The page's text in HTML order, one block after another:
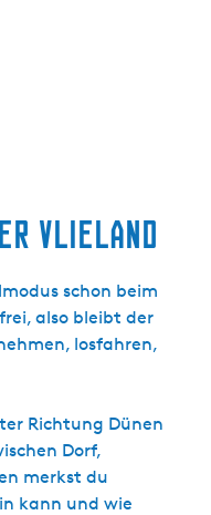
Vlieland
schon beim
also bleibt der
losfahren,
Richtung Dünen
Dorf,
merkst du
kann und wie